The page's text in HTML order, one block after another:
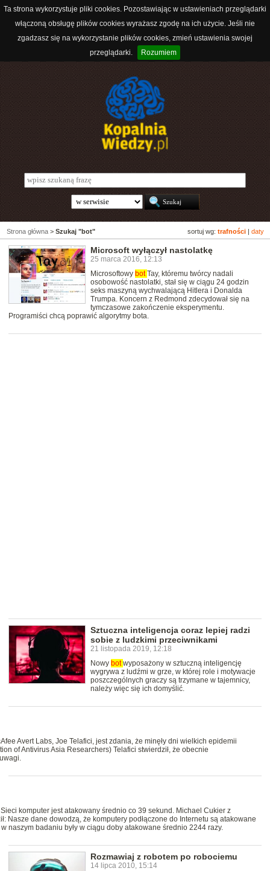
Ta strona wykorzystuje pliki cookies. Pozostawiając w ustawieniach przeglądarki
włączoną obsługę plików cookies wyrażasz zgodę na ich użycie. Jeśli nie
zgadzasz się na wykorzystanie plików cookies, zmień ustawienia swojej
przeglądarki.
Rozumiem
sortuj wg: trafności daty
Strona główna > Szukaj "bot"
Microsoft wyłączył nastolatkę
25 marca 2016, 12:13
Microsoftowy botTay, któremu twórcy nadali
osobowość nastolatki, stał się w ciągu 24 godzin
seks maszyną wychwalającą Hitlera i Donalda
Trumpa. Koncern z Redmond zdecydował się na
tymczasowe zakończenie eksperymentu.
Programiści chcą poprawić algorytmy bota.
Sztuczna inteligencja coraz lepiej radzi
sobie z ludzkimi przeciwnikami
21 listopada 2019, 12:18
Nowy botwyposażony w sztuczną inteligencję
wygrywa z ludźmi w grze, w której role i motywacje
poszczególnych graczy są trzymane w tajemnicy,
należy więc się ich domyślić.
Avert Labs, Joe Telafici, jest zdania, że minęły dni wielkich epidemii
of Antivirus Asia Researchers) Telafici stwierdził, że obecnie
komputer jest atakowany średnio co 39 sekund. Michael Cukier z
Nasze dane dowodzą, że komputery podłączone do Internetu są atakowane
naszym badaniu były w ciągu doby atakowane średnio 2244 razy.
Rozmawiaj z robotem po robociemu
14 lipca 2010, 15:14